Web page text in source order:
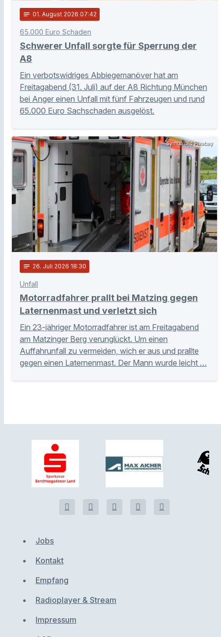
notes 01. August 2026 07:42
65.000 Euro Schaden
Schwerer Unfall sorgte für Sperrung der
A8
Ein verbotswidriges Abbiegemanöver hat am
Freitagabend (31. Juli) auf der A8 Richtung München
bei Anger einen Unfall mit fünf Fahrzeugen und rund
65.000 Euro Sachschaden ausgelöst.
Symbolbild Pixabay
notes 26. Juli 2026 18:30
Unfall
Motorradfahrer prallt bei Matzing gegen
Laternenmast und verletzt sich
Ein 23-jähriger Motorradfahrer ist am Freitagabend
am Matzinger Berg verunglückt. Um einen
Auffahrunfall zu vermeiden, wich er aus und prallte
gegen einen Laternenmast. Der Mann wurde leicht …
Jobs
Kontakt
Empfang
Radioplayer & Stream
Impressum